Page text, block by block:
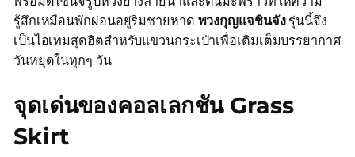
รู้สึกเหมือนพักผ่อนอยู่ริมชายหาด พวงกุญแจชินจังรุ่นนี้จึง
เป็นไอเทมสุดฮิตสำหรับแขวนกระเป๋าเพื่อเติมเต็มบรรยากาศ
วันหยุดในทุกๆ วัน
จุดเด่นของคอลเลกชัน Grass
Skirt